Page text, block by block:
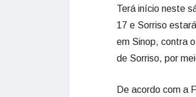
Terá início neste
17 e Sorriso
em Sinop, contra
de Sorriso, por
De acordo com a